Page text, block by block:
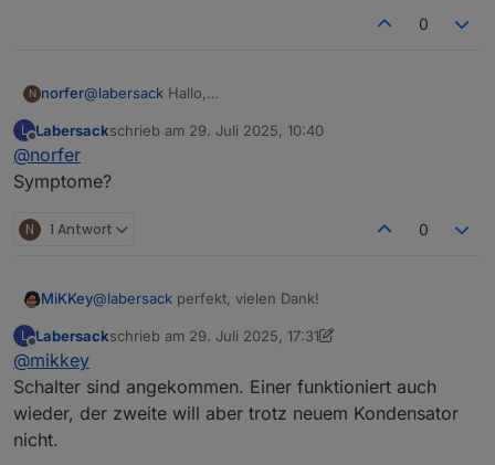
0
N norfer@labersack Hallo,
vor sich hin: 3 Stück hat es schon erwischt, 1 Dimmer
hatte ich schon selber versucht, Kondensatoren
Kann ich dir diese 4 schicken zur Inspektion bzw
Ich könnte sogar die Kondensatoren beisteuern, falls
Viele Grüße
norfer
L
Offline
Labersackschrieb am 29. Juli 2025, 10:40
zuletzt editiert von
@norfer
Symptome?
N 1 Antwort 0
MiKKey@labersack perfekt, vielen Dank!
L
Offline
Labersackschrieb am 29. Juli 2025, 17:31
zuletzt editiert von Labersack
@mikkey
Schalter sind angekommen. Einer funktioniert auch
wieder, der zweite will aber trotz neuem Kondensator
nicht.